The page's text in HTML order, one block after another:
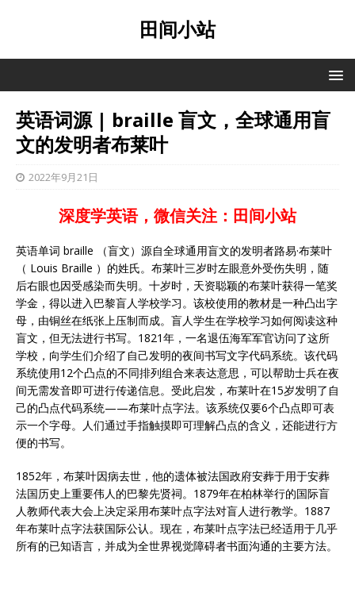
田间小站
英语词源 | braille 盲文，全球通用盲
文的发明者布莱叶
2022年9月21日
深度学英语，微信关注：田间小站
英语单词 braille （盲文）源自全球通用盲文的发明者路易·布莱叶
（ Louis Braille ）的姓氏。布莱叶三岁时左眼意外受伤失明，随
后右眼也因受感染而失明。十岁时，天资聪颖的布莱叶获得一笔奖
学金，得以进入巴黎盲人学校学习。该校使用的教材是一种凸出字
母，由铜丝在纸张上压制而成。盲人学生在学校学习如何阅读这种
盲文，但无法进行书写。1821年，一名退伍海军军官访问了这所
学校，向学生们介绍了自己发明的夜间书写文字代码系统。该代码
系统使用12个凸点的不同排列组合来表达意思，可以帮助士兵在夜
间无需发音即可进行传递信息。受此启发，布莱叶在15岁发明了自
己的凸点代码系统——布莱叶点字法。该系统仅要6个凸点即可表
示一个字母。人们通过手指触摸即可理解凸点的含义，还能进行方
便的书写。
1852年，布莱叶因病去世，他的遗体被法国政府安葬于用于安葬
法国历史上重要伟人的巴黎先贤祠。1879年在柏林举行的国际盲
人教师代表大会上决定采用布莱叶点字法对盲人进行教学。1887
年布莱叶点字法获国际公认。现在，布莱叶点字法已经适用于几乎
所有的已知语言，并成为全世界视觉障碍者书面沟通的主要方法。